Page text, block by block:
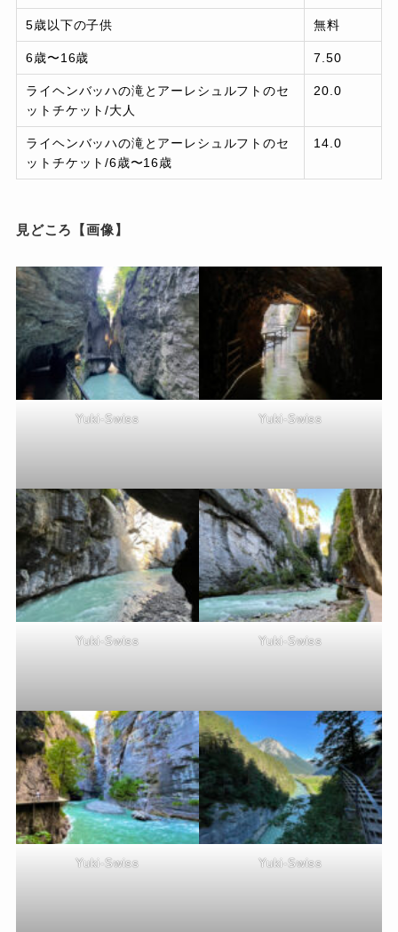
5歳以下の子供 無料
6歳〜16歳 7.50
ライヘンバッハの滝とアーレシュルフトのセ
ットチケット/大人
20.0
ライヘンバッハの滝とアーレシュルフトのセ
ットチケット/6歳〜16歳
14.0
見どころ【画像】
Yuki-Swiss Yuki-Swiss
Yuki-Swiss Yuki-Swiss
Yuki-Swiss Yuki-Swiss